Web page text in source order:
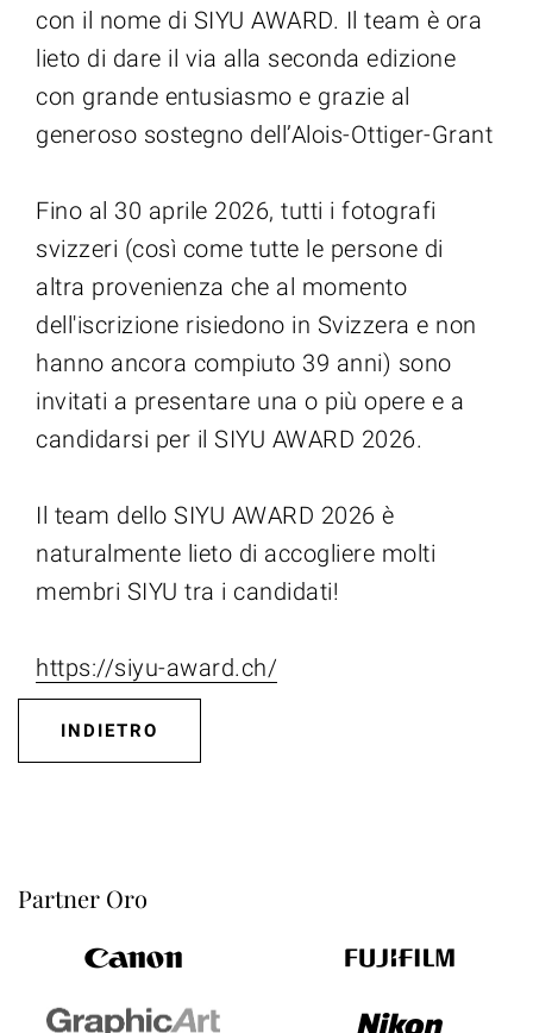
con il nome di SIYU AWARD. Il team è ora
lieto di dare il via alla seconda edizione
con grande entusiasmo e grazie al
generoso sostegno dell’Alois-Ottiger-Grant
Fino al 30 aprile 2026, tutti i fotografi
svizzeri (così come tutte le persone di
altra provenienza che al momento
dell'iscrizione risiedono in Svizzera e non
hanno ancora compiuto 39 anni) sono
invitati a presentare una o più opere e a
candidarsi per il SIYU AWARD 2026.
Il team dello SIYU AWARD 2026 è
naturalmente lieto di accogliere molti
membri SIYU tra i candidati!
https://siyu-award.ch/
INDIETRO
Partner Oro